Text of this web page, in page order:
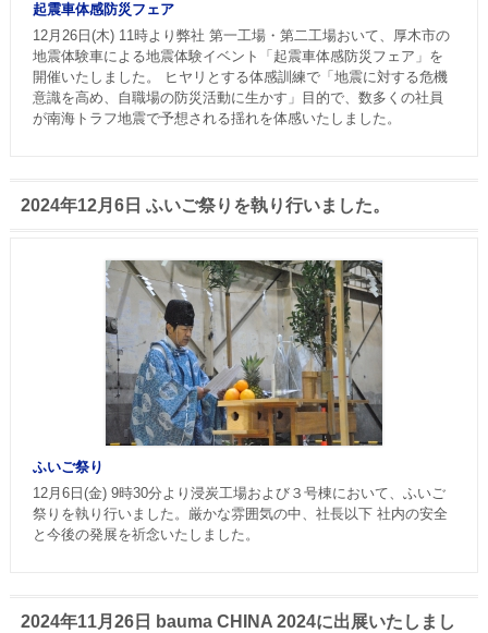
起震車体感防災フェア
12月26日(木) 11時より弊社 第一工場・第二工場おいて、厚木市の
地震体験車による地震体験イベント「起震車体感防災フェア」を
開催いたしました。 ヒヤリとする体感訓練で「地震に対する危機
意識を高め、自職場の防災活動に生かす」目的で、数多くの社員
が南海トラフ地震で予想される揺れを体感いたしました。
2024年12月6日 ふいご祭りを執り行いました。
ふいご祭り
12月6日(金) 9時30分より浸炭工場および３号棟において、ふいご
祭りを執り行いました。厳かな雰囲気の中、社長以下 社内の安全
と今後の発展を祈念いたしました。
2024年11月26日 bauma CHINA 2024に出展いたしまし